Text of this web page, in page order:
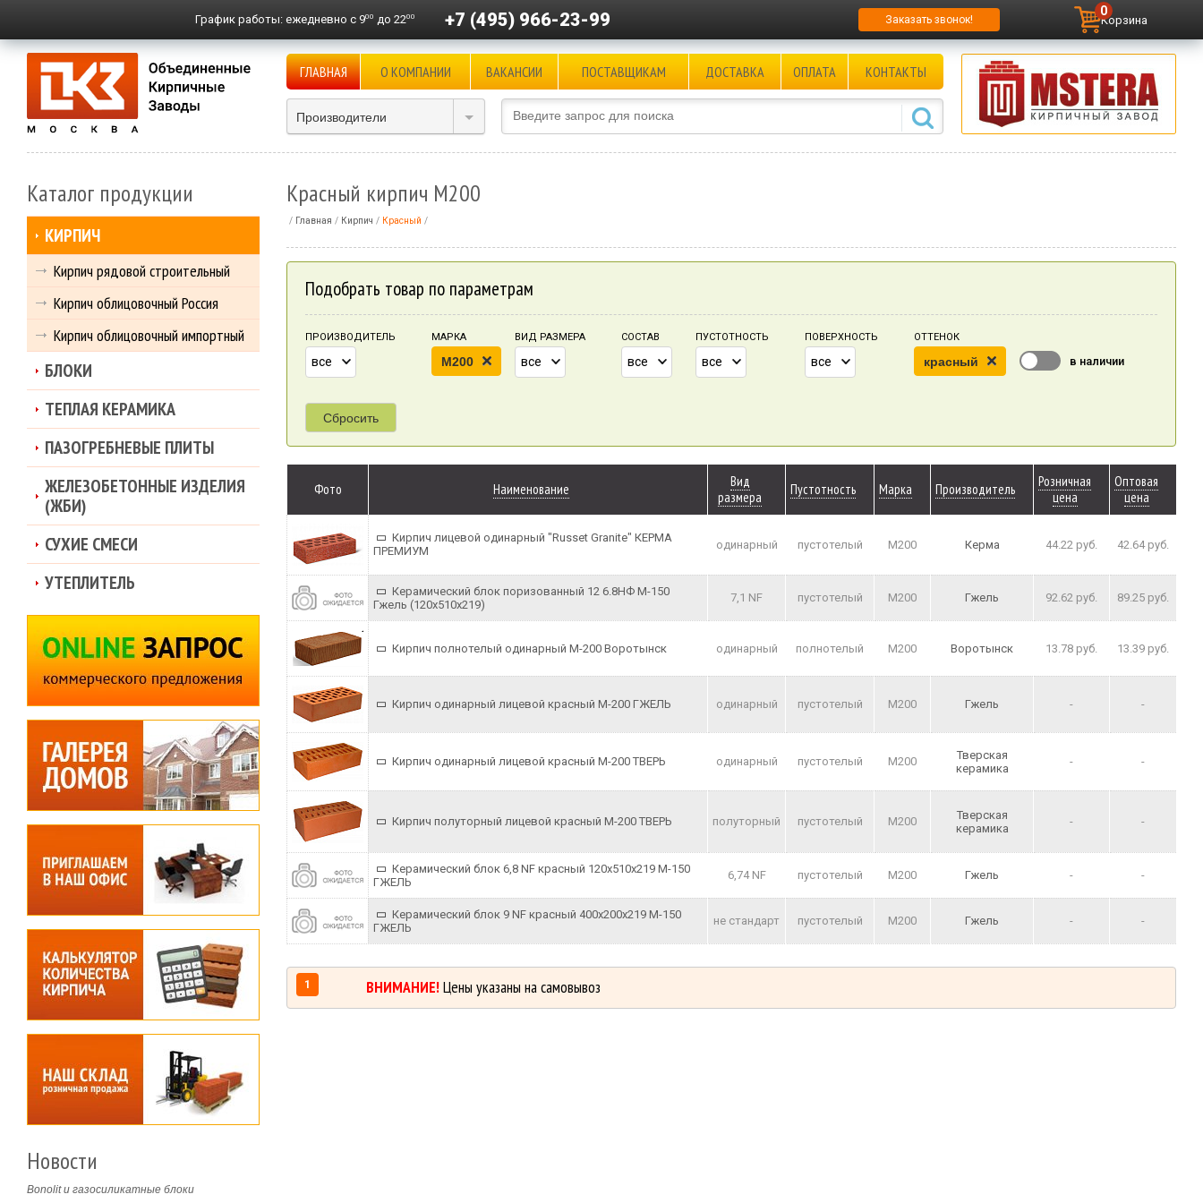
График работы: ежедневно с 900 до 2200 +7 (495) 966-23-99 Заказать звонок! Корзина
0
ГЛАВНАЯ О КОМПАНИИ ВАКАНСИИ ПОСТАВЩИКАМ ДОСТАВКА ОПЛАТА КОНТАКТЫ
Производители
Красный кирпич М200
Главная Кирпич Красный
Подобрать товар по параметрам
ПРОИЗВОДИТЕЛЬ
все
МАРКА
M200
ВИД РАЗМЕРА
все
СОСТАВ
все
ПУСТОТНОСТЬ
все
ПОВЕРХНОСТЬ
все
ОТТЕНОК
красный в наличии
Сбросить
Фото Наименование
Вид
размера
Пустотность Марка Производитель
Розничная
цена
Оптовая
цена
Кирпич лицевой одинарный "Russet Granite" КЕРМА
ПРЕМИУМ
одинарный пустотелый M200 Керма 44.22 руб. 42.64 руб.
Керамический блок поризованный 12 6.8НФ М-150
Гжель (120х510х219)
7,1 NF пустотелый M200 Гжель 92.62 руб. 89.25 руб.
Кирпич полнотелый одинарный М-200 Воротынск одинарный полнотелый M200 Воротынск 13.78 руб. 13.39 руб.
Кирпич одинарный лицевой красный М-200 ГЖЕЛЬ одинарный пустотелый M200 Гжель - -
Кирпич одинарный лицевой красный М-200 ТВЕРЬ одинарный пустотелый M200
Тверская
керамика
- -
Кирпич полуторный лицевой красный М-200 ТВЕРЬ полуторный пустотелый M200
Тверская
керамика
- -
Керамический блок 6,8 NF красный 120х510х219 М-150
ГЖЕЛЬ
6,74 NF пустотелый M200 Гжель - -
Керамический блок 9 NF красный 400х200х219 М-150
ГЖЕЛЬ
не стандарт пустотелый M200 Гжель - -
1 ВНИМАНИЕ!Цены указаны на самовывоз
Каталог продукции
КИРПИЧ
Кирпич рядовой строительный
Кирпич облицовочный Россия
Кирпич облицовочный импортный
БЛОКИ
ТЕПЛАЯ КЕРАМИКА
ПАЗОГРЕБНЕВЫЕ ПЛИТЫ
ЖЕЛЕЗОБЕТОННЫЕ ИЗДЕЛИЯ
(ЖБИ)
СУХИЕ СМЕСИ
УТЕПЛИТЕЛЬ
Новости
Bonolit и газосиликатные блоки